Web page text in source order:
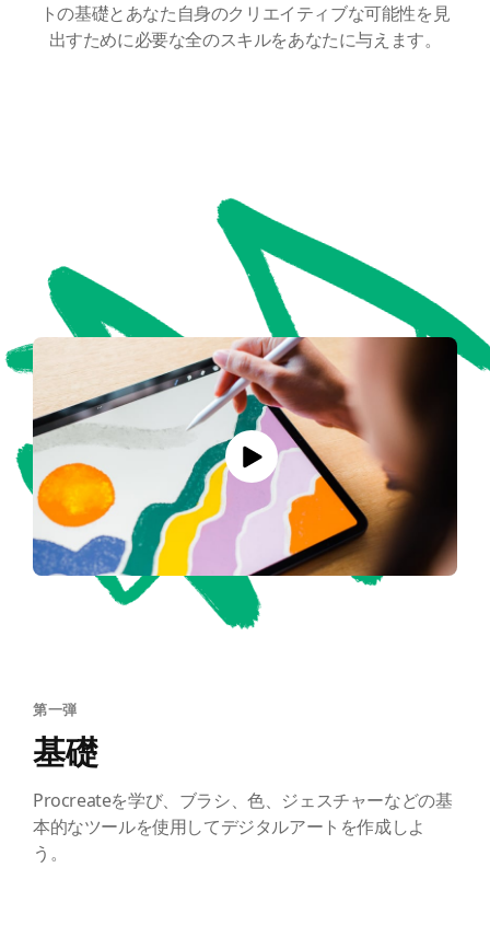
トの基礎とあなた自身のクリエイティブな可能性を見
出すために必要な全のスキルをあなたに与えます。
第一弾
基礎
Procreateを学び、ブラシ、色、ジェスチャーなどの基
本的なツールを使用してデジタルアートを作成しよ
う。